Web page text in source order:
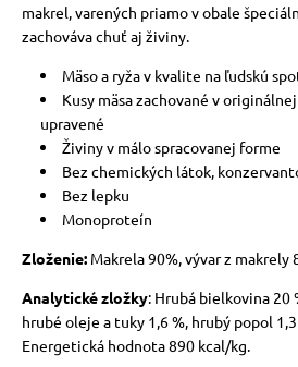
poukazy
makrel, varených priamo v obale
zachováva chuť aj živiny.
Mäso a ryža v kvalite na ľudskú
Kusy mäsa zachované v
upravené
Živiny v málo spracovanej forme
Bez chemických látok,
Bez lepku
Monoproteín
Zloženie:Makrela 90%, vývar z makrely
Analytické zložky: Hrubá bielkovina 20
hrubé oleje a tuky 1,6 %, hrubý popol
Energetická hodnota 890 kcal/kg.